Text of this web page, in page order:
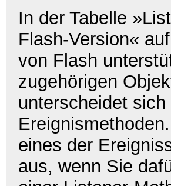
In der Tabelle
Flash-Version«
von Flash
zugehörigen
unterscheidet
eines der
aus, wenn Sie